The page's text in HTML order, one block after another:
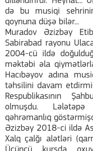
də bu musiqi
qoynuna düşə bilər...
Muradov Əzizbəy
Sabirabad rayonu
2004-cü ildə
məktəbi əla
Hacıbəyov adına
təhsilini davam
Respublikasının
olmuşdu.
qəhrəmanlıq
Əzizbəy 2018-ci ildə
Xalq çalğı alətləri